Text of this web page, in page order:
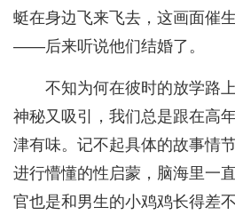
蜓在身边飞来飞去，这画面催
——后来听说他们结婚了。
不知为何在彼时的放学路
神秘又吸引，我们总是跟在高
津有味。记不起具体的故事情
进行懵懂的性启蒙，脑海里一
官也是和男生的小鸡鸡长得差